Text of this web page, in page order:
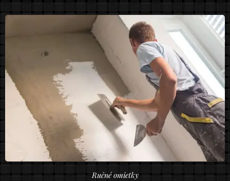
Ručné omietky